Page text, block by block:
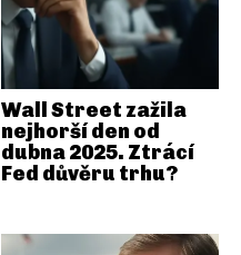
Wall Street zažila
nejhorší den od
dubna 2025. Ztrácí
Fed důvěru trhu?